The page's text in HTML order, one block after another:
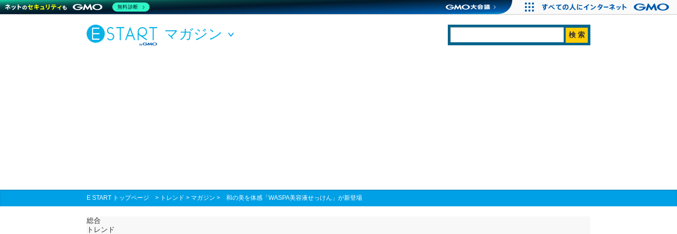
マガジン
E START トップページ > トレンド > マガジン > 和の美を体感「WASPA美容液せっけん」が新登場
総合
トレンド
無料診断